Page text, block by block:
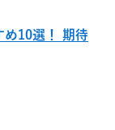
め10選！ 期待